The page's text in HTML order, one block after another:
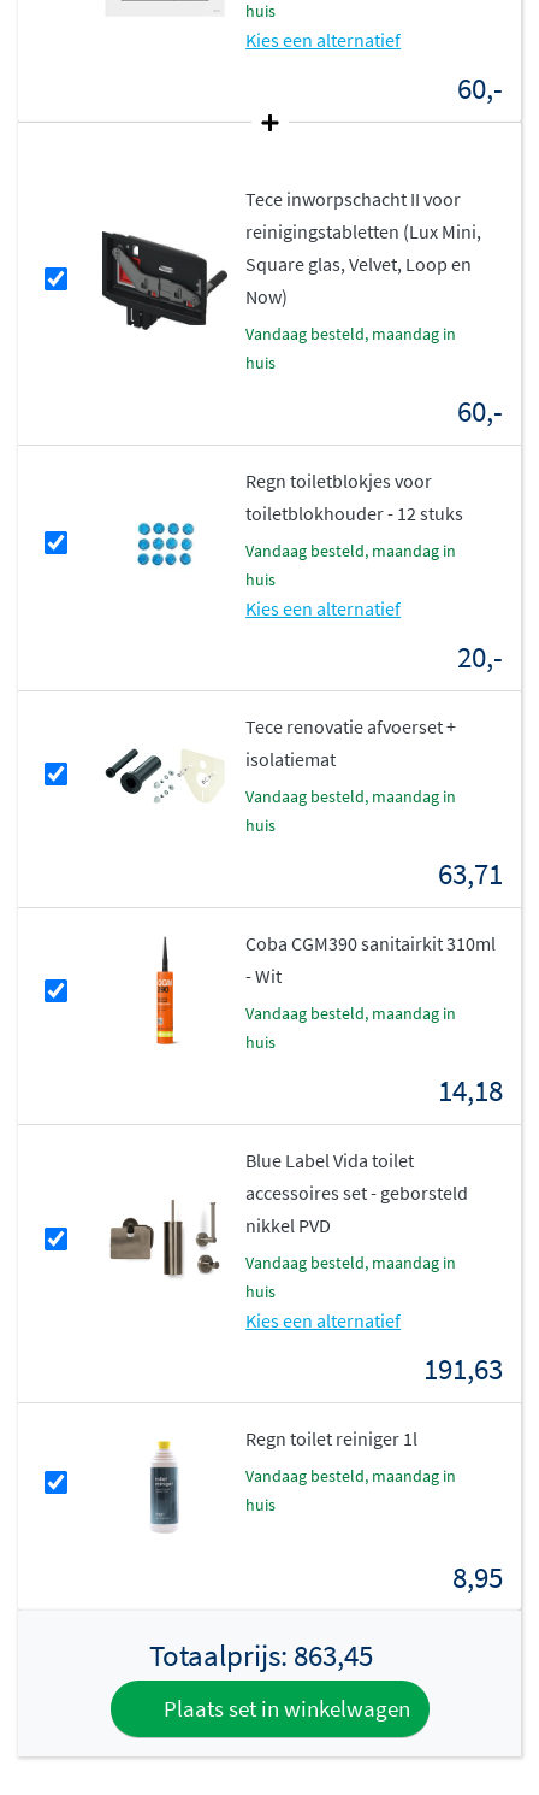
huis
Kies een alternatief
60,-
Tece inworpschacht II voor
reinigingstabletten (Lux Mini,
Square glas, Velvet, Loop en
Now)
vandaag besteld, maandag in
huis
60,-
Regn toiletblokjes voor
toiletblokhouder - 12 stuks
vandaag besteld, maandag in
huis
Kies een alternatief
20,-
Tece renovatie afvoerset +
isolatiemat
vandaag besteld, maandag in
huis
63,71
Coba CGM390 sanitairkit 310ml
- Wit
vandaag besteld, maandag in
huis
14,18
Blue Label Vida toilet
accessoires set - geborsteld
nikkel PVD
vandaag besteld, maandag in
huis
Kies een alternatief
191,63
Regn toilet reiniger 1l
vandaag besteld, maandag in
huis
8,95
Totaalprijs: 863,45
Plaats set in winkelwagen